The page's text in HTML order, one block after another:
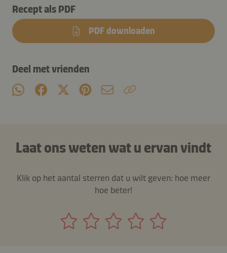
Recept als PDF
PDF downloaden
Deel met vrienden
Laat ons weten wat u ervan vindt
Klik op het aantal sterren dat u wilt geven: hoe meer
hoe beter!